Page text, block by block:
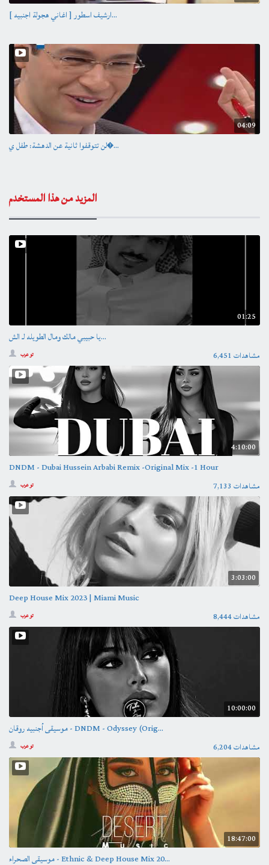
[ اغاني هجولة اجنبيه ] ارشيف اسطور...
04:09
لن تتوقفوا ثانية عن الدهشة: طفل ي�...
المزيد من هذا المستخدم
01:25
يا حبيبي مالك ومال الطويله لـ الش...
تو عرب 6,451 مشاهدات
4:10:00
DNDM - Dubai Hussein Arbabi Remix -Original Mix -1 Hour
تو عرب 7,133 مشاهدات
3:03:00
Deep House Mix 2023 | Miami Music
تو عرب 8,444 مشاهدات
10:00:00
موسيقى أجنبيه روقان - DNDM - Odyssey (Orig...
تو عرب 6,204 مشاهدات
18:47:00
موسيقى الصحراء - Ethnic & Deep House Mix 20...